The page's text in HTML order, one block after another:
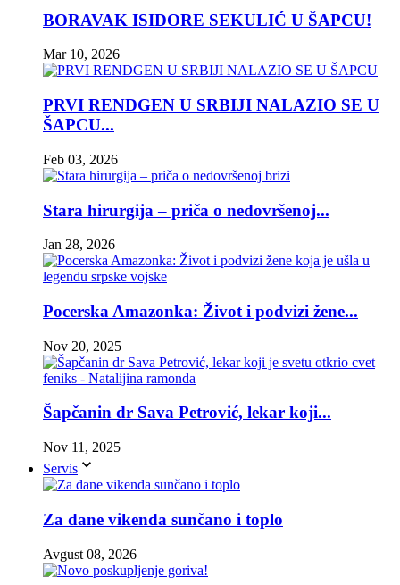
BORAVAK ISIDORE SEKULIĆ U ŠAPCU!
Mar 10, 2026
PRVI RENDGEN U SRBIJI NALAZIO SE U
ŠAPCU...
Feb 03, 2026
Stara hirurgija – priča o nedovršenoj...
Jan 28, 2026
Pocerska Amazonka: Život i podvizi žene...
Nov 20, 2025
Šapčanin dr Sava Petrović, lekar koji...
Nov 11, 2025
Servis
Za dane vikenda sunčano i toplo
Avgust 08, 2026